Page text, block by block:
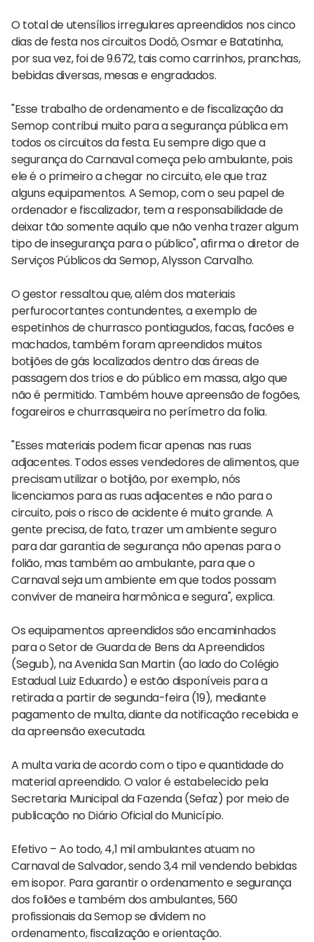
O total de utensílios irregulares apreendidos nos cinco
dias de festa nos circuitos Dodô, Osmar e Batatinha,
por sua vez, foi de 9.672, tais como carrinhos, pranchas,
bebidas diversas, mesas e engradados.
"Esse trabalho de ordenamento e de fiscalização da
Semop contribui muito para a segurança pública em
todos os circuitos da festa. Eu sempre digo que a
segurança do Carnaval começa pelo ambulante, pois
ele é o primeiro a chegar no circuito, ele que traz
alguns equipamentos. A Semop, com o seu papel de
ordenador e fiscalizador, tem a responsabilidade de
deixar tão somente aquilo que não venha trazer algum
tipo de insegurança para o público", afirma o diretor de
Serviços Públicos da Semop, Alysson Carvalho.
O gestor ressaltou que, além dos materiais
perfurocortantes contundentes, a exemplo de
espetinhos de churrasco pontiagudos, facas, facões e
machados, também foram apreendidos muitos
botijões de gás localizados dentro das áreas de
passagem dos trios e do público em massa, algo que
não é permitido. Também houve apreensão de fogões,
fogareiros e churrasqueira no perímetro da folia.
"Esses materiais podem ficar apenas nas ruas
adjacentes. Todos esses vendedores de alimentos, que
precisam utilizar o botijão, por exemplo, nós
licenciamos para as ruas adjacentes e não para o
circuito, pois o risco de acidente é muito grande. A
gente precisa, de fato, trazer um ambiente seguro
para dar garantia de segurança não apenas para o
folião, mas também ao ambulante, para que o
Carnaval seja um ambiente em que todos possam
conviver de maneira harmônica e segura", explica.
Os equipamentos apreendidos são encaminhados
para o Setor de Guarda de Bens da Apreendidos
(Segub), na Avenida San Martin (ao lado do Colégio
Estadual Luiz Eduardo) e estão disponíveis para a
retirada a partir de segunda-feira (19), mediante
pagamento de multa, diante da notificação recebida e
da apreensão executada.
A multa varia de acordo com o tipo e quantidade do
material apreendido. O valor é estabelecido pela
Secretaria Municipal da Fazenda (Sefaz) por meio de
publicação no Diário Oficial do Município.
Efetivo – Ao todo, 4,1 mil ambulantes atuam no
Carnaval de Salvador, sendo 3,4 mil vendendo bebidas
em isopor. Para garantir o ordenamento e segurança
dos foliões e também dos ambulantes, 560
profissionais da Semop se dividem no
ordenamento, fiscalização e orientação.